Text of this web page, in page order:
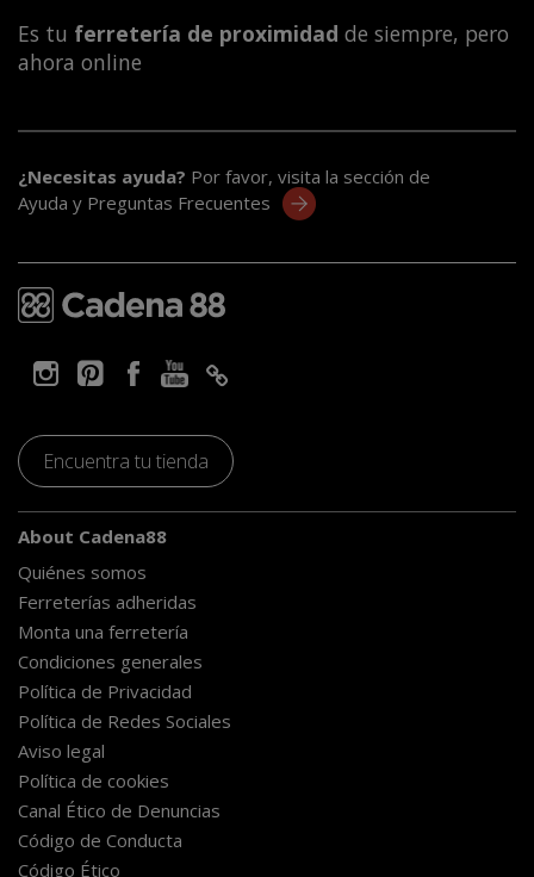
Es tu ferretería de proximidad de siempre, pero
ahora online
¿Necesitas ayuda? Por favor, visita la sección de
Ayuda y Preguntas Frecuentes
Encuentra tu tienda
About Cadena88
Quiénes somos
Ferreterías adheridas
Monta una ferretería
Condiciones generales
Política de Privacidad
Política de Redes Sociales
Aviso legal
Política de cookies
Canal Ético de Denuncias
Código de Conducta
Código Ético